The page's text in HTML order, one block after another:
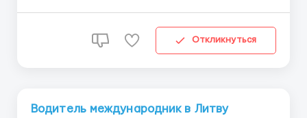
рабочим обязанностям; Опыт работы от ...
Откликнуться
Водитель международник в Литву